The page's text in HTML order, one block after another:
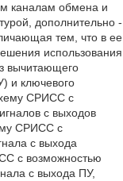
каналам обмена и
дополнительно -
тем, что в ее
использования
вычитающего
и ключевого
СРИСС с
с выходов
СРИСС с
с выхода
с возможностью
с выхода ПУ,